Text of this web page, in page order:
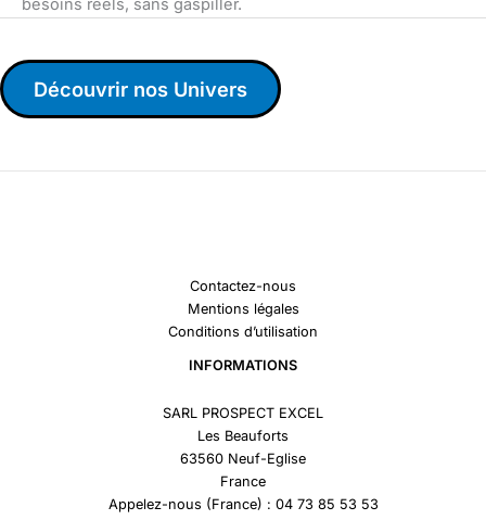
besoins réels, sans gaspiller.
Découvrir nos Univers
Contactez-nous
Mentions légales
Conditions d’utilisation
INFORMATIONS
SARL PROSPECT EXCEL
Les Beauforts
63560 Neuf-Eglise
France
Appelez-nous (France) : 04 73 85 53 53